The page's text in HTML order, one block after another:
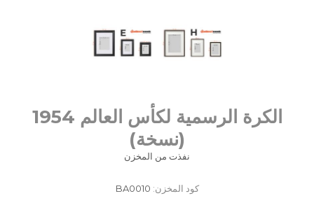
الكرة الرسمية لكأس العالم 1954
(نسخة)
نفذت من المخزن
كود المخزن: BA0010